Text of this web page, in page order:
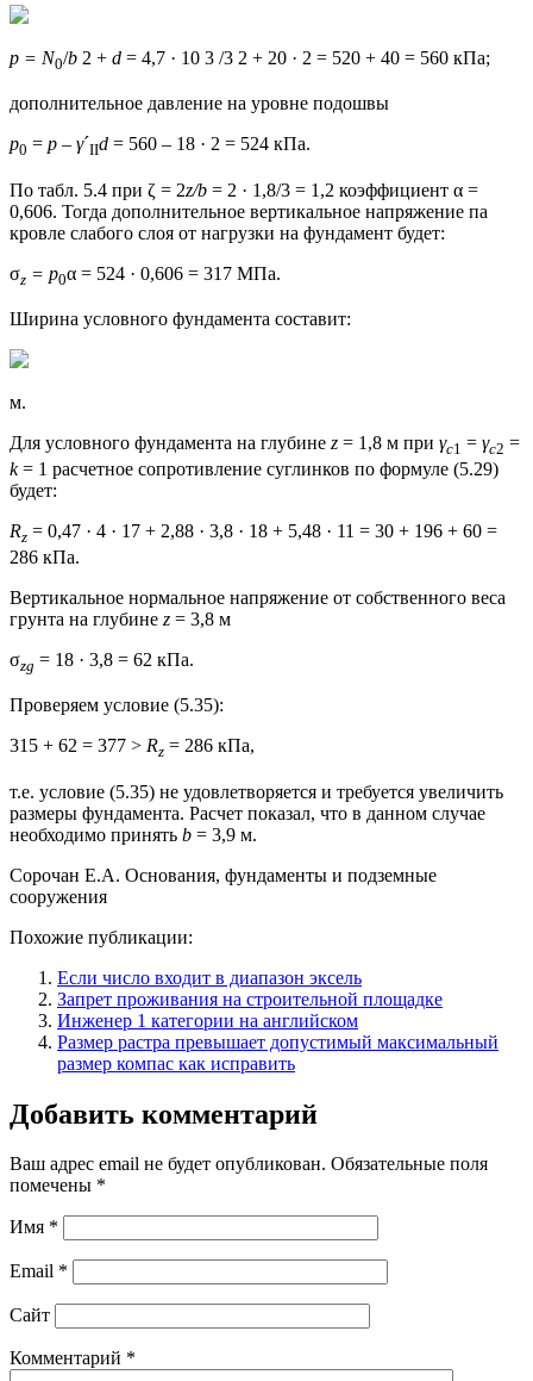
p = N0/b 2 + d = 4,7 · 10 3 /3 2 + 20 · 2 = 520 + 40 = 560 кПа;
дополнительное давление на уровне подошвы
p0 = p – γ´IId = 560 – 18 · 2 = 524 кПа.
По табл. 5.4 при ζ = 2z/b = 2 · 1,8/3 = 1,2 коэффициент α =
0,606. Тогда дополнительное вертикальное напряжение па
кровле слабого слоя от нагрузки на фундамент будет:
σz = р0α = 524 · 0,606 = 317 МПа.
Ширина условного фундамента составит:
м.
Для условного фундамента на глубине z = 1,8 м при γc1 = γc2 =
k= 1 расчетное сопротивление суглинков по формуле (5.29)
будет:
Rz = 0,47 · 4 · 17 + 2,88 · 3,8 · 18 + 5,48 · 11 = 30 + 196 + 60 =
286 кПа.
Вертикальное нормальное напряжение от собственного веса
грунта на глубине z = 3,8 м
σzg = 18 · 3,8 = 62 кПа.
Проверяем условие (5.35):
315 + 62 = 377 > Rz = 286 кПа,
т.е. условие (5.35) не удовлетворяется и требуется увеличить
размеры фундамента. Расчет показал, что в данном случае
необходимо принять b = 3,9 м.
Сорочан Е.А. Основания, фундаменты и подземные
сооружения
Похожие публикации:
Если число входит в диапазон эксель
Запрет проживания на строительной площадке
Инженер 1 категории на английском
Размер растра превышает допустимый максимальный
размер компас как исправить
Добавить комментарий
Ваш адрес email не будет опубликован. Обязательные поля
помечены *
Имя *
Email *
Сайт
Комментарий *